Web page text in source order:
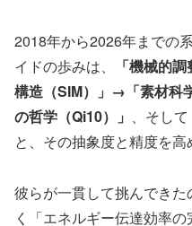
2018年から2026年までの
イドの歩みは、
「機械的
構造（SIM）」→「素材科
の哲学（Qi10）」 、そし
と、その抽象度と精度を高
彼らが一貫して挑んでき
く「エネルギー伝達効率の